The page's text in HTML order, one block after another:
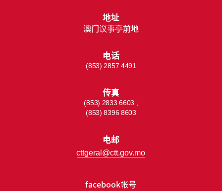
facebook帐号
地址
澳门议事亭前地
电话
(853) 2857 4491
传真
(853) 2833 6603 ;
(853) 8396 8603
电邮
cttgeral@ctt.gov.mo